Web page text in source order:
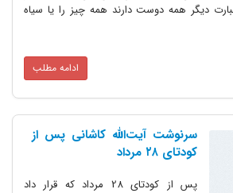
دیگر همه دوست دارند همه چیز را یا سیاه
ادامه مطلب
سرنوشت آیت‌الله کاشانی پس از
کودتای ۲۸ مرداد
پس از کودتای 28 مرداد که قرار داد